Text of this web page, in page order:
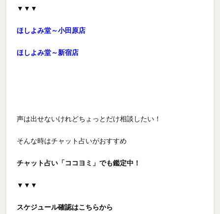
▼▼▼
ほしよみ堂～小田原店
ほしよみ堂～新宿店
声は出せないけれどちょっとだけ相談したい！
そんな時はチャット占いがおすすめ
チャット占い「ココヨミ」でも鑑定中！
▼▼▼
スケジュール確認はこちらから